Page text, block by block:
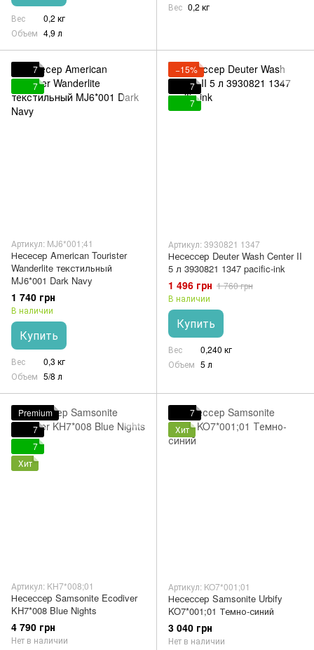
Вес
0,2 кг
Объем 4,9 л
Вес 0,2 кг
7
7
Артикул: MJ6*001;41
Несесер American Tourister
Wanderlite текстильный
MJ6*001 Dark Navy
1 740 грн
В наличии
Купить
Вес
0,3 кг
Объем 5/8 л
−15%
7
7
Артикул: 3930821 1347
Несессер Deuter Wash Center II
5 л 3930821 1347 pacific-ink
1 496 грн 1 760 грн
В наличии
Купить
Вес
0,240 кг
Объем 5 л
Premium
7
7
Хит
Артикул: KH7*008;01
Несессер Samsonite Ecodiver
KH7*008 Blue Nights
4 790 грн
Нет в наличии
7
Хит
Артикул: KO7*001;01
Несессер Samsonite Urbify
KO7*001;01 Темно-синий
3 040 грн
Нет в наличии